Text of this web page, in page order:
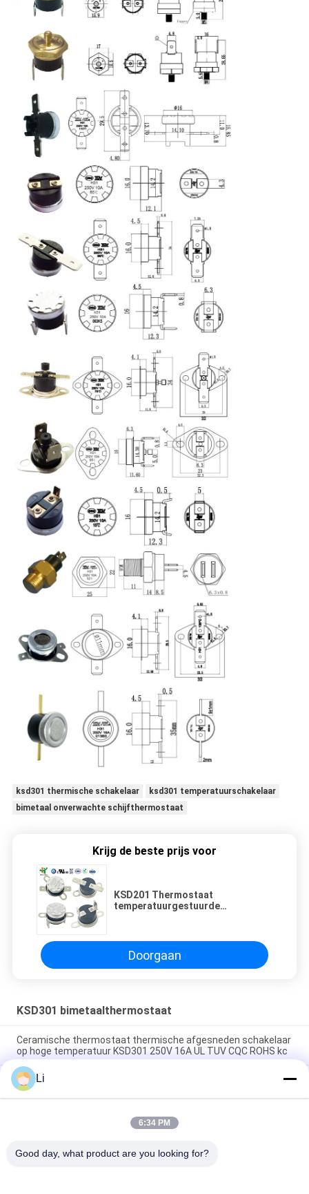
ksd301 thermische schakelaar
ksd301 temperatuurschakelaar
bimetaal onverwachte schijfthermostaat
Krijg de beste prijs voor
KSD201 Thermostaat
temperatuurgestuurde
Doorgaan
KSD301 bimetaalthermostaat
Ceramische thermostaat thermische afgesneden schakelaar
op hoge temperatuur KSD301 250V 16A UL TUV CQC ROHS kc
De bimetaalthermostaten van de Schijf Onverwachte Actie,
lage temperatuur beperkten controleschakelaar H31 250V 10
13C
Onverwachte Actietype KSD301 Bimetaalthermostaatac
Li
6:34 PM
Good day, what product are you looking for?